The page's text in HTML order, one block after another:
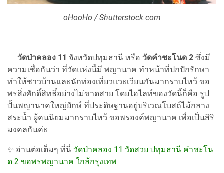
oHooHo / Shutterstock.com
วัดป่าคลอง 11 จังหวัดปทุมธานี หรือ วัดคำชะโนด 2 ซึ่งมี
ความเชื่อกันว่า ที่วัดแห่งนี้มี พญานาค ทำหน้าที่ปกปักรักษา
ทำให้ชาวบ้านและนักท่องเที่ยวแวะเวียนกันมากราบไหว้ ขอ
พรสิ่งศักดิ์สิทธิ์อย่างไม่ขาดสาย โดยไฮไลท์ของวัดนี้ก็คือ รูป
ปั้นพญานาคใหญ่ยักษ์ ที่ประดิษฐานอยู่บริเวณโบสถ์ไม้กลาง
สระน้ำ ผู้คนนิยมมากราบไหว้ ขอพรองค์พญานาค เพื่อเป็นสิริ
มงคลกันค่ะ
✨ อ่านต่อเต็มๆ ที่นี่ วัดป่าคลอง 11 วัดสวย ปทุมธานี คำชะโน
ด 2 ขอพรพญานาค ใกล้กรุงเทพ